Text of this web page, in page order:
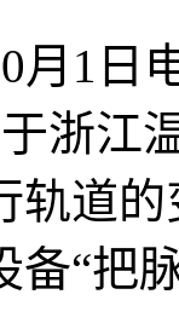
月1日
浙江
轨道
备“把